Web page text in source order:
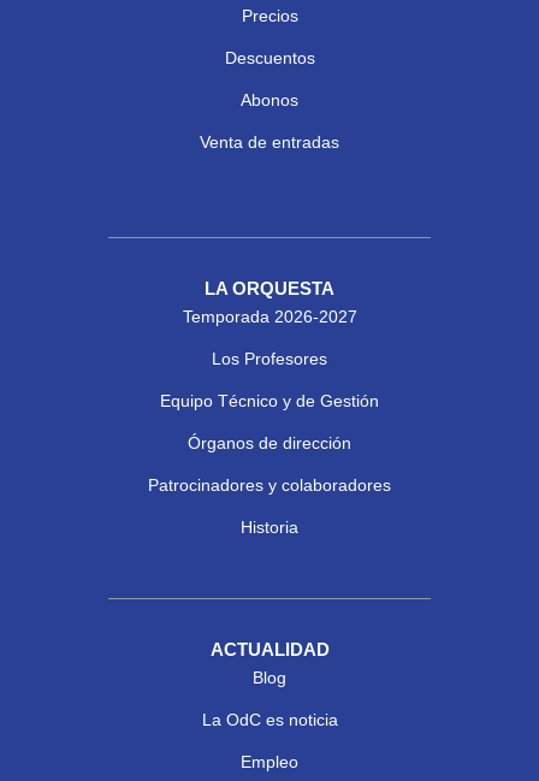
Precios
Descuentos
Abonos
Venta de entradas
LA ORQUESTA
Temporada 2026-2027
Los Profesores
Equipo Técnico y de Gestión
Órganos de dirección
Patrocinadores y colaboradores
Historia
ACTUALIDAD
Blog
La OdC es noticia
Empleo